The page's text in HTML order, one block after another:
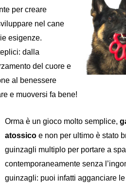
per creare
nel cane
esigenze.
dalla
del cuore e
al benessere
e muoversi fa bene!
Orma è un gioco molto semplice,
atossico e non per ultimo è stato
guinzagli multiplo per portare a
contemporaneamente senza
guinzagli: puoi infatti agganciare